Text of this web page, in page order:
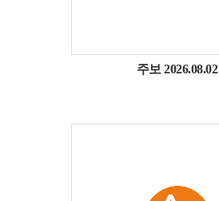
주보 2026.08.02